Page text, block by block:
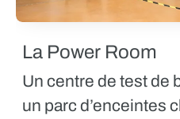
La Power Room
Un centre de test de
un parc d’enceintes